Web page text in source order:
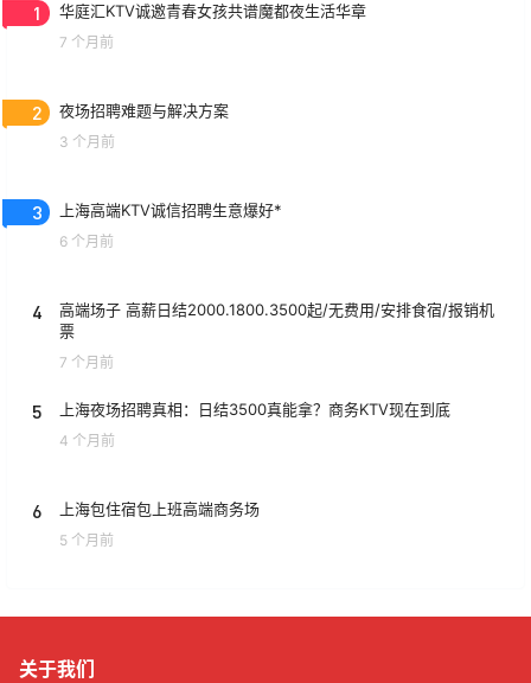
1 华庭汇KTV诚邀青春女孩共谱魔都夜生活华章
7 个月前
2 夜场招聘难题与解决方案
3 个月前
3 上海高端KTV诚信招聘生意爆好*
6 个月前
4
高端场子 高薪日结2000.1800.3500起/无费用/安排食宿/报销机
票
7 个月前
5 上海夜场招聘真相：日结3500真能拿？商务KTV现在到底
4 个月前
6 上海包住宿包上班高端商务场
5 个月前
关于我们